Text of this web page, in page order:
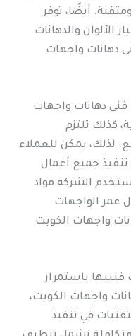
أيضًا، توفر
الألوان والدهانات
دهانات واجهات
دهانات واجهات
كذلك تلتزم
لذلك، يمكن للعملاء
تنفيذ جميع أعمال
الشركة مواد
عمر الواجهات
واجهات الكويت
باستمرار
واجهات الكويت،
في تنفيذ